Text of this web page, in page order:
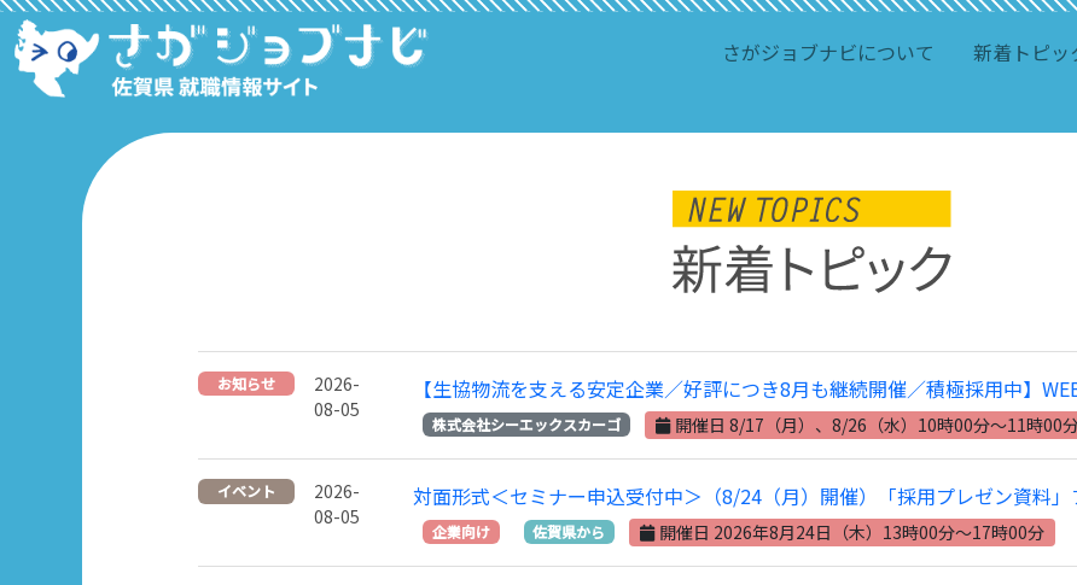
さがジョブナビについて 新着トピッ
お知らせ
2026-
08-05
【生協物流を支える安定企業／好評につき8月も継続開催／積極採用中】
株式会社シーエックスカーゴ
開催日 8/17（月）、8/26（水）10時00分～11時00
イベント
2026-
08-05
対面形式＜セミナー申込受付中＞（8/24（月）開催）「採用プレゼン資料」
企業向け 佐賀県から 開催日 2026年8月24日（木）13時00分～17時00分